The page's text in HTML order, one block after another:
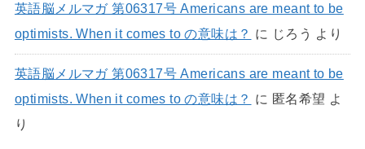
英語脳メルマガ 第06317号 Americans are meant to be
optimists. When it comes to の意味は？ に じろう より
英語脳メルマガ 第06317号 Americans are meant to be
optimists. When it comes to の意味は？ に 匿名希望 よ
り